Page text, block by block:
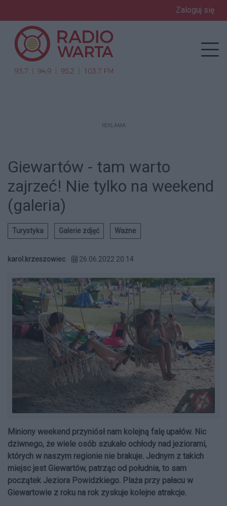
Zaloguj się
REKLAMA
Giewartów - tam warto
zajrzeć! Nie tylko na weekend
(galeria)
Turystyka Galerie zdjęć Ważne
karol.krzeszowiec 26.06.2022 20:14
Miniony weekend przyniósł nam kolejną falę upałów. Nic
dziwnego, że wiele osób szukało ochłody nad jeziorami,
których w naszym regionie nie brakuje. Jednym z takich
miejsc jest Giewartów, patrząc od południa, to sam
początek Jeziora Powidzkiego. Plaża przy pałacu w
Giewartowie z roku na rok zyskuje kolejne atrakcje.